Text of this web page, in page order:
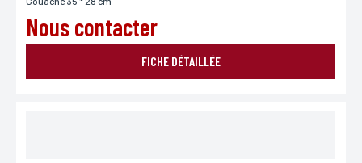
Nous contacter
FICHE DÉTAILLÉE